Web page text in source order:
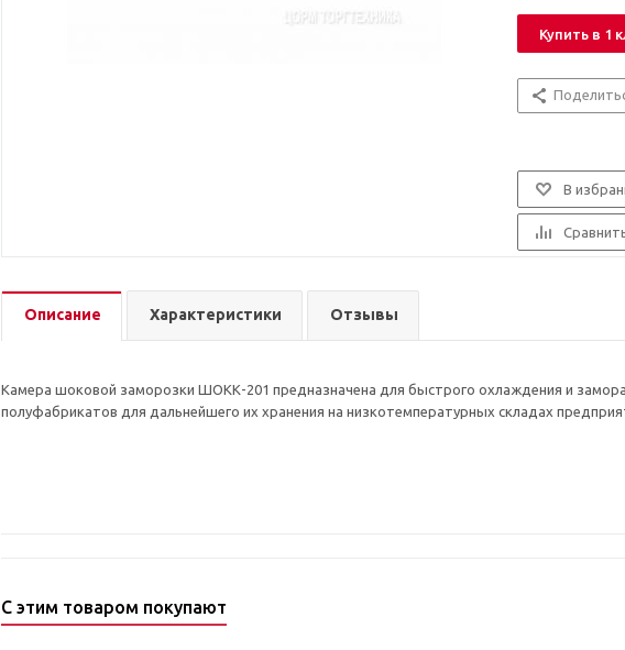
Купить в 1
В
Описание Характеристики Отзывы
Камера шоковой заморозки ШОКК-201 предназначена для быстрого охлаждения и
полуфабрикатов для дальнейшего их хранения на низкотемпературных складах
С этим товаром покупают